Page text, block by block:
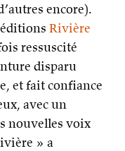
encore).
Rivière
ressuscité
disparu
et fait confiance
avec un
nouvelles voix
» a